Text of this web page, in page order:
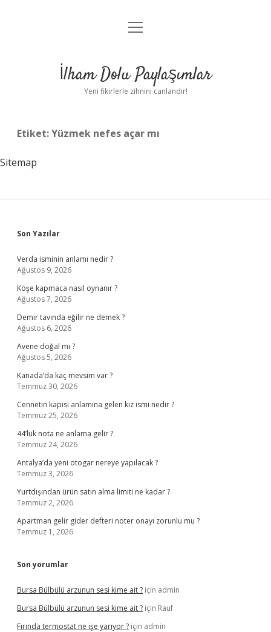
Anasayfa
Yasal Uyarı
menüyü
İlham Dolu Paylaşımlar
Yeni fikirlerle zihnini canlandır!
Etiket:Yüzmek nefes açar mı
Sitemap
Sidebar
Son Yazılar
Verda isminin anlamı nedir ?
Ağustos 9, 2026
Köşe kapmaca nasıl oynanır ?
Ağustos 7, 2026
Demir tavında eğilir ne demek ?
Ağustos 6, 2026
Avene doğal mı ?
Ağustos 5, 2026
Kanada’da kaç mevsim var ?
Temmuz 30, 2026
Cennetin kapısı anlamına gelen kız ismi nedir ?
Temmuz 25, 2026
44’lük nota ne anlama gelir ?
Temmuz 24, 2026
Antalya’da yeni otogar nereye yapılacak ?
Temmuz 3, 2026
Yurtdışından ürün satın alma limiti ne kadar ?
Temmuz 2, 2026
Apartman gelir gider defteri noter onayı zorunlu mu ?
Temmuz 1, 2026
Son yorumlar
Bursa Bülbülü arzunun sesi kime ait ? için admin
Bursa Bülbülü arzunun sesi kime ait ? için Rauf
Fırında termostat ne işe yarıyor ? için admin